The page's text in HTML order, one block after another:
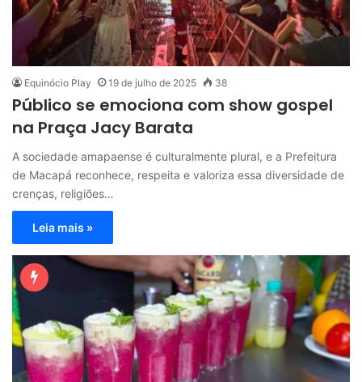
Equinócio Play 19 de julho de 2025 38
Público se emociona com show gospel
na Praça Jacy Barata
A sociedade amapaense é culturalmente plural, e a Prefeitura
de Macapá reconhece, respeita e valoriza essa diversidade de
crenças, religiões…
Leia mais »